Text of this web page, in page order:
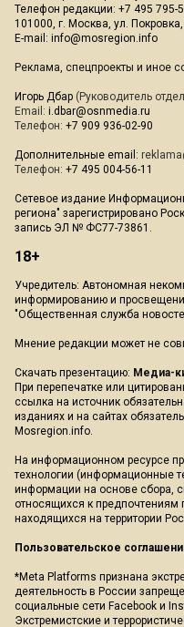
Телефон редакции: +7 495 795-
101000, г. Москва, ул.
E-mail: info@mosregion.info
Реклама, спецпроекты и иное
Игорь Дбар (Руководитель
Email: i.dbar@osnmedia.ru
Телефон: +7 909 936-02-90
Дополнительные email:
Телефон: +7 495 004-56-11
Сетевое издание
региона" зарегистрировано
запись ЭЛ № ФС77-73861.
18+
Учредитель: Автономная
информированию и
"Общественная служба
Мнение редакции может не
Скачать презентацию: Медиа-
При перепечатке или
ссылка на источник
изданиях и на сайтах
Mosregion.info.
На информационном ресурсе
технологии (информационные
информации на основе сбора,
относящихся к предпочтениям
находящихся на территории
Пользовательское
*Meta Platforms признана
деятельность в России
социальные сети Facebook и
Экстремистские и